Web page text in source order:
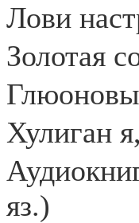
Лови
Золотая
Хулиган
яз.)